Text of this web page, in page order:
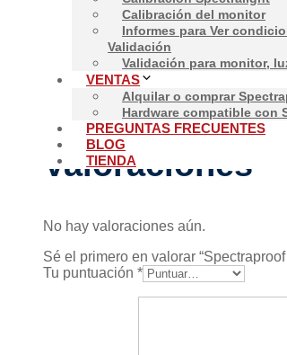
Calibración del monitor
Informes para Ver
Validación
Validación para monitor,
VENTAS
Alquilar o comprar
Hardware compatible con
PREGUNTAS FRECUENTES
BLOG
TIENDA
Spectraproof Estándar, Alquiler
Valoraciones
No hay valoraciones aún.
Sé el primero en valorar
Tu puntuación *